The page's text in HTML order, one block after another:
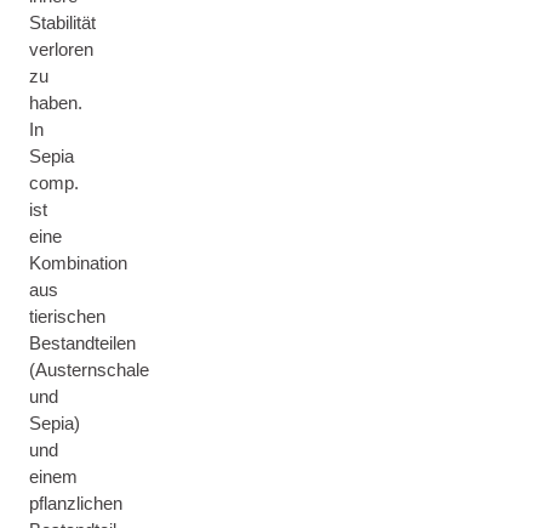
Stabilität
verloren
zu
haben.
In
Sepia
comp.
ist
eine
Kombination
aus
tierischen
Bestandteilen
(Austernschale
und
Sepia)
und
einem
pflanzlichen